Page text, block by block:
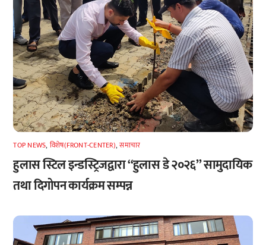
TOP NEWS, विशेष(FRONT-CENTER),समाचार
हुलास स्टिल इन्डस्ट्रिजद्वारा “हुलास डे २०२६” सामुदायिक
तथा दिगोपन कार्यक्रम सम्पन्न